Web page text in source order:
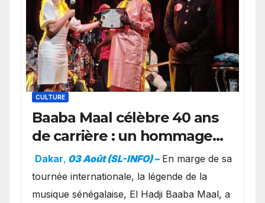
CULTURE
Baaba Maal célèbre 40 ans
de carrière : un hommage
exceptionnel à Oslo en
présence de la famille
royale.
Dakar, 03 Août (SL-INFO) – ​En marge de sa
tournée internationale, la légende de la
musique sénégalaise, El Hadji Baaba Maal, a